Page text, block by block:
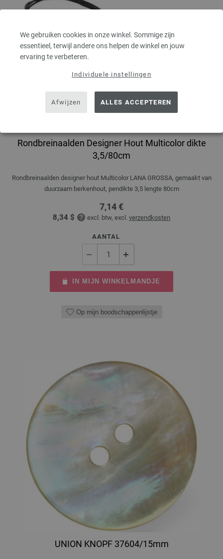
We gebruiken cookies in onze winkel. Sommige zijn
essentieel, terwijl andere ons helpen de winkel en jouw
ervaring te verbeteren.
Individuele instellingen
Afwijzen ALLES ACCEPTEREN
Rondbreinaalden Designer Hout Multicolor dikte
3,5/80cm
Rondbreinaalden designer hout Multicolor LANA GROSSA, gemaakt van
duurzaam berkenhout, pendikte 3,5 lengte 80cm
7,14 €
8,34 $ excl. btw, excl. verzendkosten
AANTAL
IN MIJN WINKELMANDJE
Op mijn boodschappenlijstje
UNION KNOPF 37604/15mm